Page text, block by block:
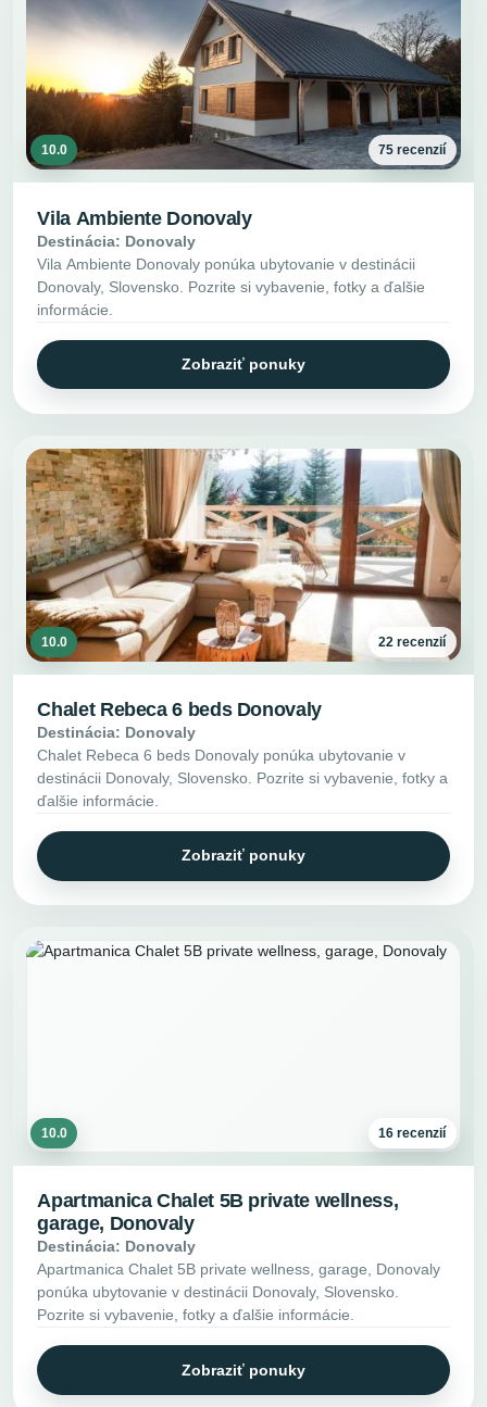
10.0 75 recenzií
Vila Ambiente Donovaly
Destinácia: Donovaly
Vila Ambiente Donovaly ponúka ubytovanie v destinácii
Donovaly, Slovensko. Pozrite si vybavenie, fotky a ďalšie
informácie.
Zobraziť ponuky
10.0 22 recenzií
Chalet Rebeca 6 beds Donovaly
Destinácia: Donovaly
Chalet Rebeca 6 beds Donovaly ponúka ubytovanie v
destinácii Donovaly, Slovensko. Pozrite si vybavenie, fotky a
ďalšie informácie.
Zobraziť ponuky
10.0 16 recenzií
Apartmanica Chalet 5B private wellness,
garage, Donovaly
Destinácia: Donovaly
Apartmanica Chalet 5B private wellness, garage, Donovaly
ponúka ubytovanie v destinácii Donovaly, Slovensko.
Pozrite si vybavenie, fotky a ďalšie informácie.
Zobraziť ponuky